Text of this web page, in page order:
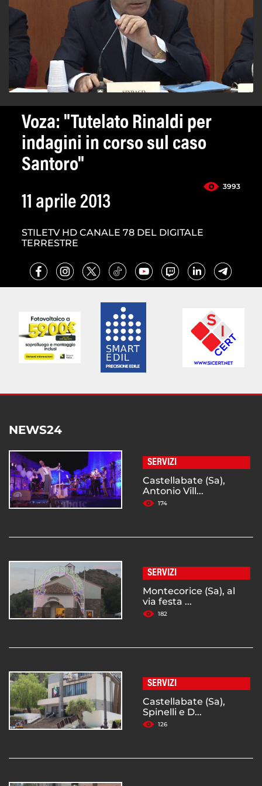
Voza: "Tutelato Rinaldi per
indagini in corso sul caso
Santoro"
3993
11 aprile 2013
STILETV HD CANALE 78 DEL DIGITALE
TERRESTRE
NEWS24
SERVIZI
Castellabate (Sa),
Antonio Vill...
174
SERVIZI
Montecorice (Sa), al
via festa ...
182
SERVIZI
Castellabate (Sa),
Spinelli e D...
126